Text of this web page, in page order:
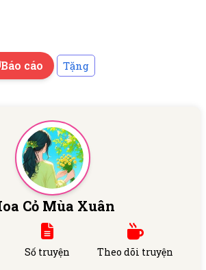
Báo cáo Tặng
Cỏ Mùa Xuân
Số truyện
Theo dõi truyện